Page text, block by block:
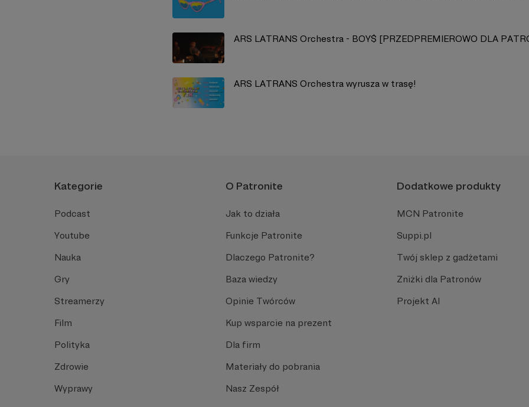
ARS LATRANS Orchestra - BOY$ [PRZEDPREMIEROWO DLA
ARS LATRANS Orchestra wyrusza w trasę!
Kategorie
Podcast
Youtube
Nauka
Gry
Streamerzy
Film
Polityka
Zdrowie
Wyprawy
O Patronite
Jak to działa
Funkcje Patronite
Dlaczego Patronite?
Baza wiedzy
Opinie Twórców
Kup wsparcie na prezent
Dla firm
Materiały do pobrania
Nasz Zespół
Dodatkowe produkty
MCN Patronite
Suppi.pl
Twój sklep z gadżetami
Zniżki dla Patronów
Projekt AI